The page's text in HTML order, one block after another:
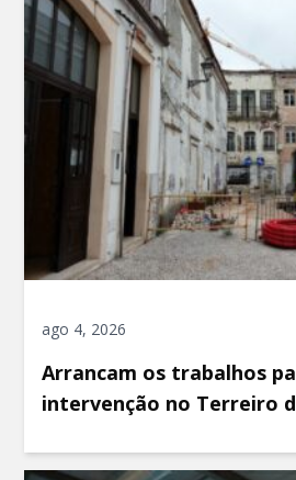
ago 4, 2026
Arrancam os trabalhos
intervenção no Terreiro